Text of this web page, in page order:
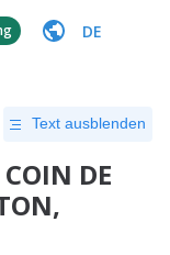
DE
Text ausblenden
DE